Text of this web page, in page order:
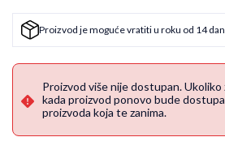
Proizvod je moguće vratiti u roku od 14
Proizvod više nije dostupan.
kada proizvod ponovo bude
proizvoda koja te zanima.